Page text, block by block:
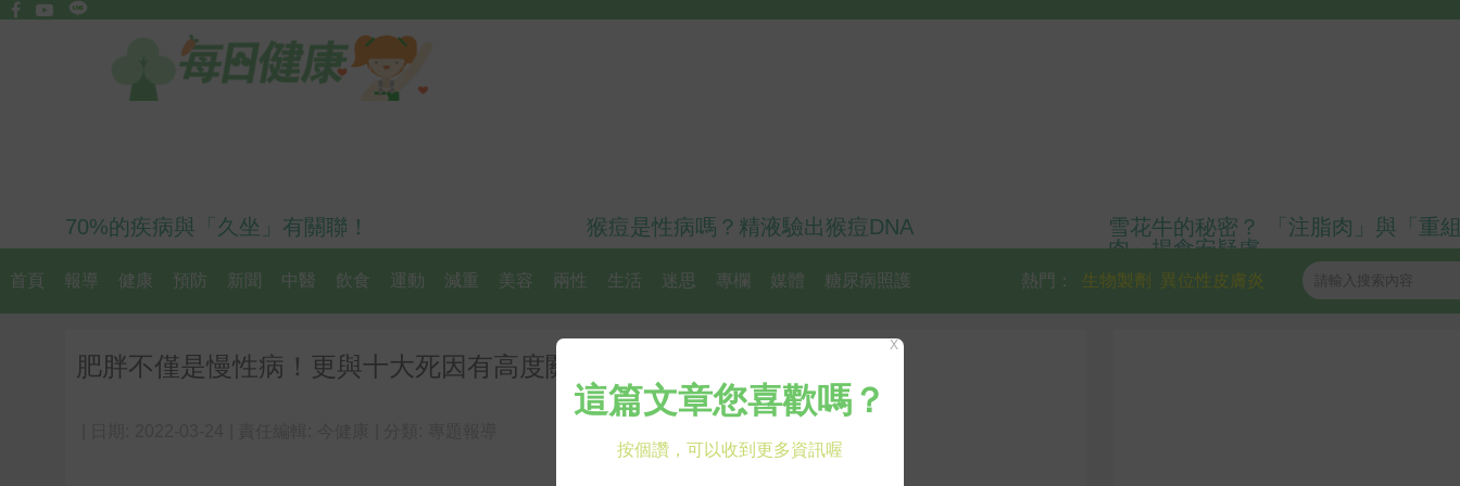
70%的疾病與「久坐」有關聯！ 猴痘是性病嗎？精液驗出猴痘DNA
雪花牛的秘密？ 「注脂肉」與「重
肉」揭食安疑慮
首頁 報導 健康 預防 新聞 中醫 飲食 運動 減重 美容 兩性 生活 迷思 專欄 媒體 糖尿病照護 異位性皮膚炎
生物製劑
熱門：
肥胖不僅是慢性病！更與十大死因有高度關聯！ACT管理刻不容緩
X